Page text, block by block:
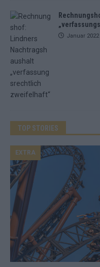
Januar 2022
TOP STORIES
EXTRA